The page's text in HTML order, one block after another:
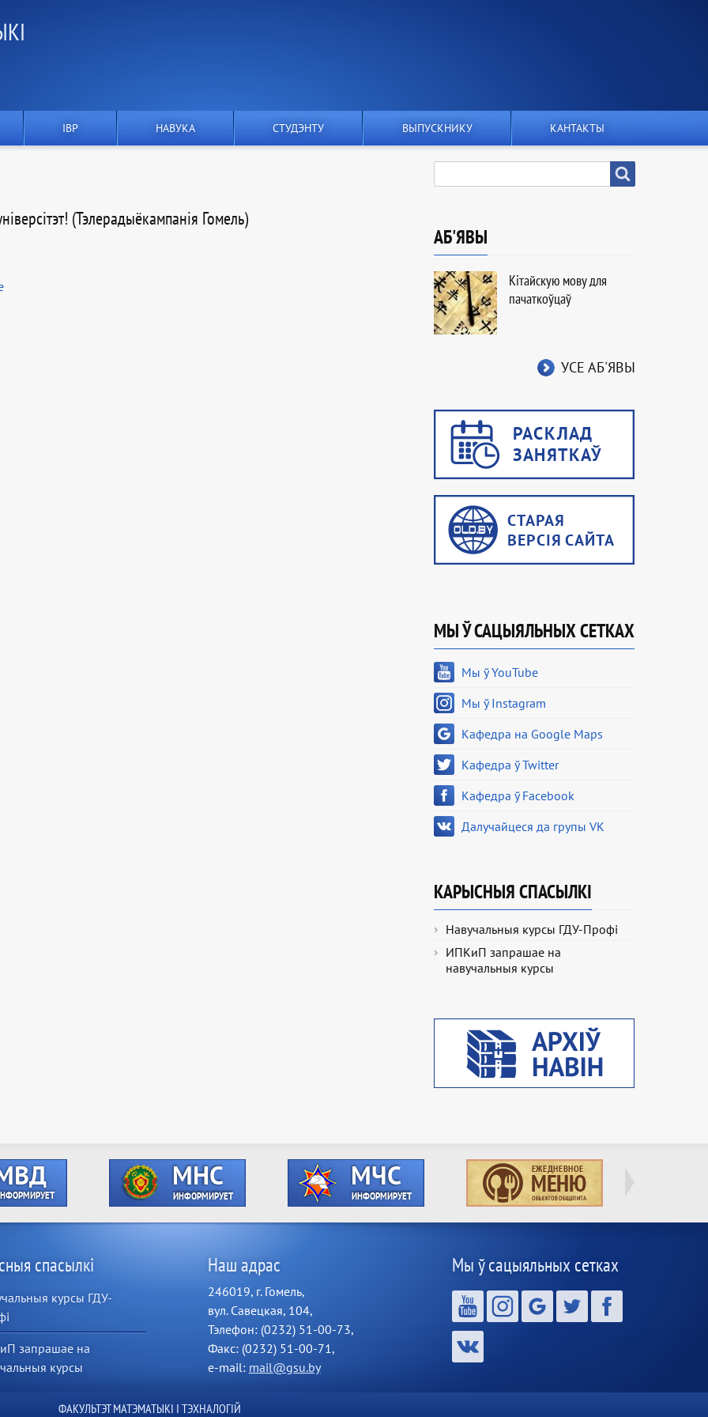
IВР НАВУКА СТУДЭНТУ ВЫПУСКНИКУ КАНТАКТЫ
(Тэлерадыёкампанія Гомель)
АБ'ЯВЫ
Кітайскую мову для
пачаткоўцаў
УСЕ АБ'ЯВЫ
МЫ Ў САЦЫЯЛЬНЫХ СЕТКАХ
Мы ў YouTube
Мы ў Instagram
Кафедра на Google Maps
Кафедра ў Twitter
Кафедра ў Facebook
Далучайцеся да групы VK
КАРЫСНЫЯ СПАСЫЛКІ
Навучальныя курсы ГДУ-Профі
ИПКиП запрашае на
навучальныя курсы
спасылкі
курсы ГДУ-
запрашае на
курсы
Наш адрас
246019, г. Гомель,
вул. Савецкая, 104,
Тэлефон: (0232) 51-00-73,
Факс: (0232) 51-00-71,
e-mail: mail@gsu.by
Мы ў сацыяльных сетках
ФАКУЛЬТЭТ МАТЭМАТЫКІ І ТЭХНАЛОГІЙ